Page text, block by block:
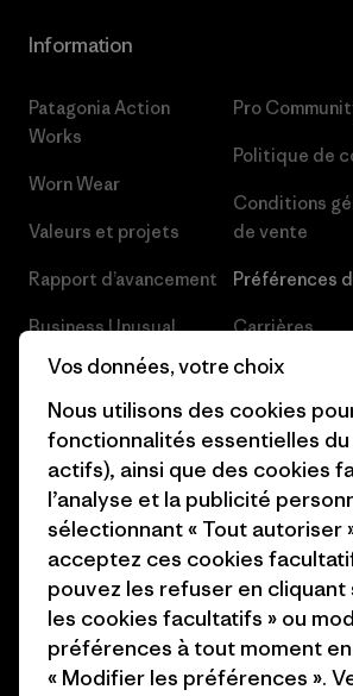
Information
Patagonia Action
Works
Worn Wear
Valeurs et projets
Rapport d’avancement
Business Unusual
Objectifs climatiques
1% For The Planet
Comment nous
finançons
Nos magasins
Pro
Politique de
Conditions
de vente
Préférences
Carrières
Presse et
Industry
Programme
Patagonia
Vos données, votre choix
Nous utilisons des cookies
fonctionnalités essentielles
actifs), ainsi que des cookies
l’analyse et la publicité
sélectionnant « Tout autoriser
acceptez ces cookies
pouvez les refuser en cliquant
les cookies facultatifs » ou
préférences à tout moment
« Modifier les préférences ».